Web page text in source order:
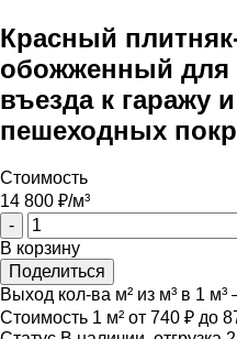
Красный
обожженный для
въезда к гаражу
пешеходных
Стоимость
14 800 ₽/м³
-
В корзину
Поделиться
Выход кол-ва м² из м³ в 1 м³
Стоимость 1 м² от 740 ₽ до